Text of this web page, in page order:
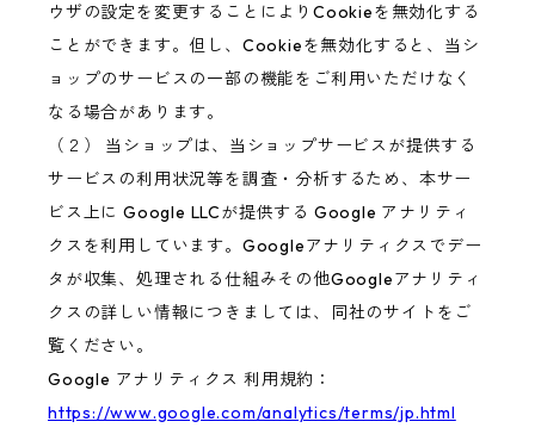
ウザの設定を変更することによりCookieを無効化する
ことができます。但し、Cookieを無効化すると、当シ
ョップのサービスの一部の機能をご利用いただけなく
なる場合があります。
（２） 当ショップは、当ショップサービスが提供する
サービスの利用状況等を調査・分析するため、本サー
ビス上に Google LLCが提供する Google アナリティ
クスを利用しています。Googleアナリティクスでデー
タが収集、処理される仕組みその他Googleアナリティ
クスの詳しい情報につきましては、同社のサイトをご
覧ください。
Google アナリティクス 利用規約：
https://www.google.com/analytics/terms/jp.html